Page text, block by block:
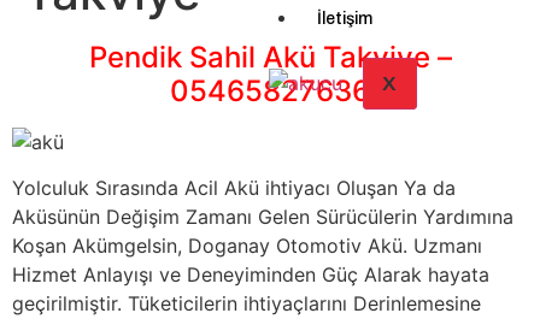
İletişim
X
Pendik Sahil Akü Takviye –
05465827636
Yolculuk Sırasında Acil Akü ihtiyacı Oluşan Ya da
Aküsünün Değişim Zamanı Gelen Sürücülerin Yardımına
Koşan Akümgelsin, Doganay Otomotiv Akü. Uzmanı
Hizmet Anlayışı ve Deneyiminden Güç Alarak hayata
geçirilmiştir. Tüketicilerin ihtiyaçlarını Derinlemesine